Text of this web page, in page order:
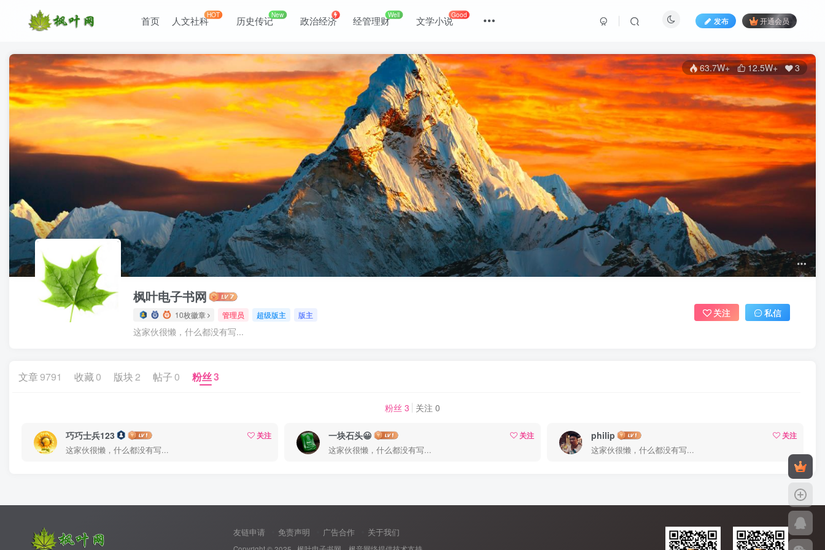
首页 人文社科HOT 历史传记New 政治经济 经管理财Well 文学小说Good
发布 开通会员
63.7W+ 12.5W+ 3
枫叶电子书网
10枚徽章 管理员 超级版主 版主
这家伙很懒，什么都没有写...
关注 私信
文章9791 收藏 0 版块2 帖子 0 粉丝3
粉丝 3 关注 0
巧巧士兵123
关注
这家伙很懒，什么都没有写...
一块石头😀
关注
这家伙很懒，什么都没有写...
philip
关注
这家伙很懒，什么都没有写...
友链申请 免责声明 广告合作 关于我们